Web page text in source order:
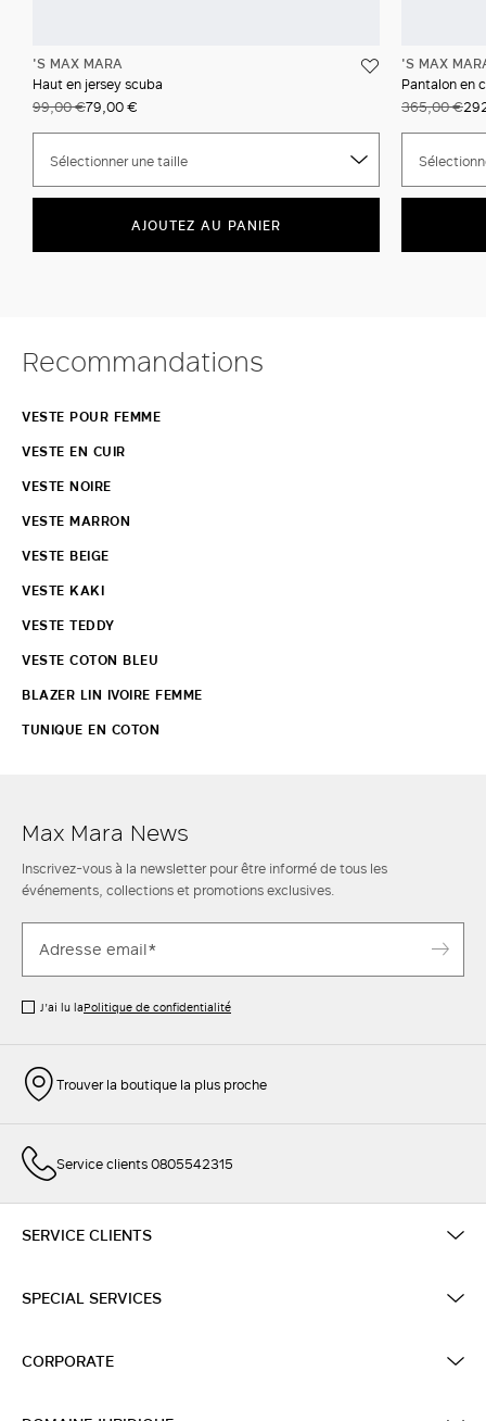
'S MAX MARA
Haut en jersey scuba
99,00 €79,00 €
Sélectionner une taille
AJOUTEZ AU PANIER
'S MAX
Pantalon en
365,00 €
Recommandations
VESTE POUR FEMME
VESTE EN CUIR
VESTE NOIRE
VESTE MARRON
VESTE BEIGE
VESTE KAKI
VESTE TEDDY
VESTE COTON BLEU
BLAZER LIN IVOIRE FEMME
TUNIQUE EN COTON
Max Mara News
Inscrivez-vous à la newsletter pour être informé de tous les
événements, collections et promotions exclusives.
J’ai lu laPolitique de confidentialité
Trouver la boutique la plus proche
Service clients 0805542315
SERVICE CLIENTS
SPECIAL SERVICES
CORPORATE